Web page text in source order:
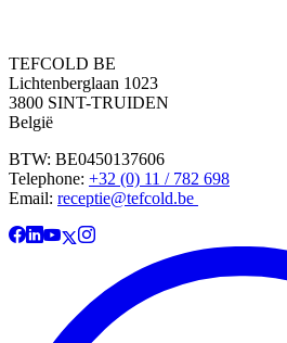
TEFCOLD BE
Lichtenberglaan 1023
3800 SINT-TRUIDEN
België
BTW: BE0450137606
Telephone: +32 (0) 11 / 782 698
Email: receptie@tefcold.be